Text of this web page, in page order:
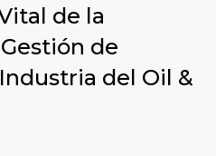
de la
de
del Oil &